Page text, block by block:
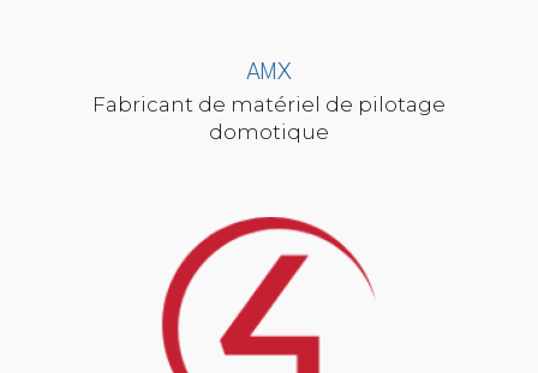
AMX
Fabricant de matériel de pilotage
domotique